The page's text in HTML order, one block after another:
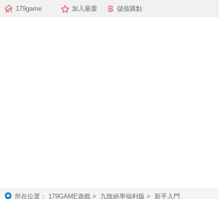
179game 加入最愛 儲值購點
所在位置： 179GAME遊戲 > 九陰絕學福利版 > 新手入門